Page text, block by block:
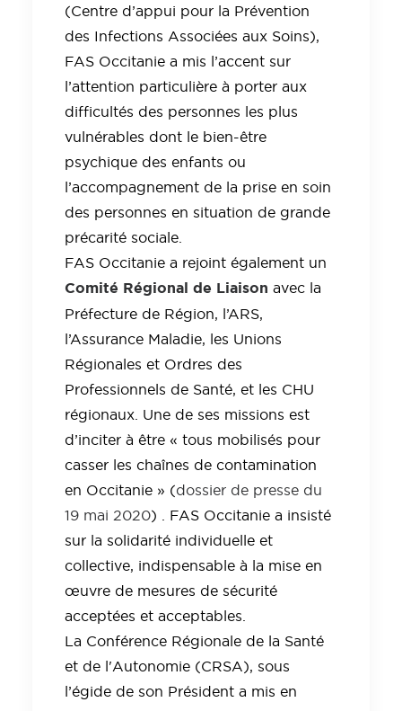
(Centre d’appui pour la Prévention
des Infections Associées aux Soins),
FAS Occitanie a mis l’accent sur
l’attention particulière à porter aux
difficultés des personnes les plus
vulnérables dont le bien-être
psychique des enfants ou
l’accompagnement de la prise en soin
des personnes en situation de grande
précarité sociale.
FAS Occitanie a rejoint également un
Comité Régional de Liaison avec la
Préfecture de Région, l’ARS,
l’Assurance Maladie, les Unions
Régionales et Ordres des
Professionnels de Santé, et les CHU
régionaux. Une de ses missions est
d’inciter à être « tous mobilisés pour
casser les chaînes de contamination
en Occitanie » (dossier de presse du
19 mai 2020) . FAS Occitanie a insisté
sur la solidarité individuelle et
collective, indispensable à la mise en
œuvre de mesures de sécurité
acceptées et acceptables.
La Conférence Régionale de la Santé
et de l'Autonomie (CRSA), sous
l’égide de son Président a mis en